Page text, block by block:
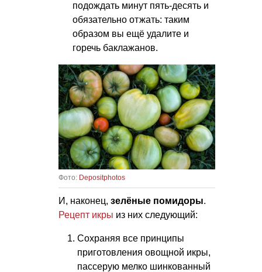
подождать минут пять-десять и
обязательно отжать: таким
образом вы ещё удалите и
горечь баклажанов.
Фото: Depositphotos
И, наконец, зелёные помидоры.
Рецепт икры из них следующий:
Сохраняя все принципы
приготовления овощной икры,
пассерую мелко шинкованный